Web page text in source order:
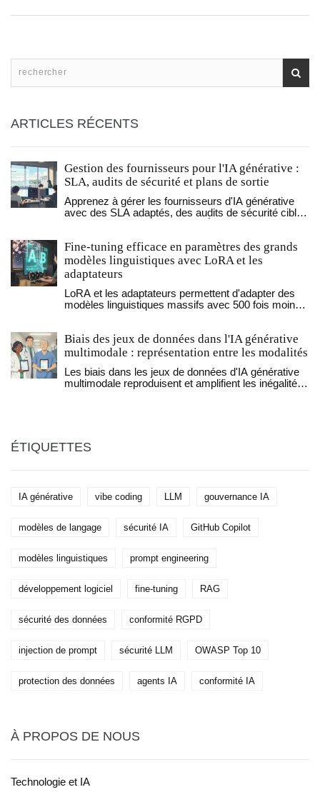
ARTICLES RÉCENTS
Gestion des fournisseurs pour l'IA générative :
SLA, audits de sécurité et plans de sortie
Apprenez à gérer les fournisseurs d'IA générative
avec des SLA adaptés, des audits de sécurité ciblés
risques invisibles de l'IA.
Fine-tuning efficace en paramètres des grands
modèles linguistiques avec LoRA et les
adaptateurs
LoRA et les adaptateurs permettent d'adapter des
modèles linguistiques massifs avec 500 fois moins
avantages, leurs limites et les meilleurs outils en
2026.
Biais des jeux de données dans l'IA générative
multimodale : représentation entre les modalités
Les biais dans les jeux de données d'IA générative
multimodale reproduisent et amplifient les inégalités
ÉTIQUETTES
IA générative vibe coding LLM gouvernance IA
modèles de langage sécurité IA GitHub Copilot
modèles linguistiques prompt engineering
développement logiciel fine-tuning RAG
sécurité des données conformité RGPD
injection de prompt sécurité LLM OWASP Top 10
protection des données agents IA conformité IA
À PROPOS DE NOUS
Technologie et IA